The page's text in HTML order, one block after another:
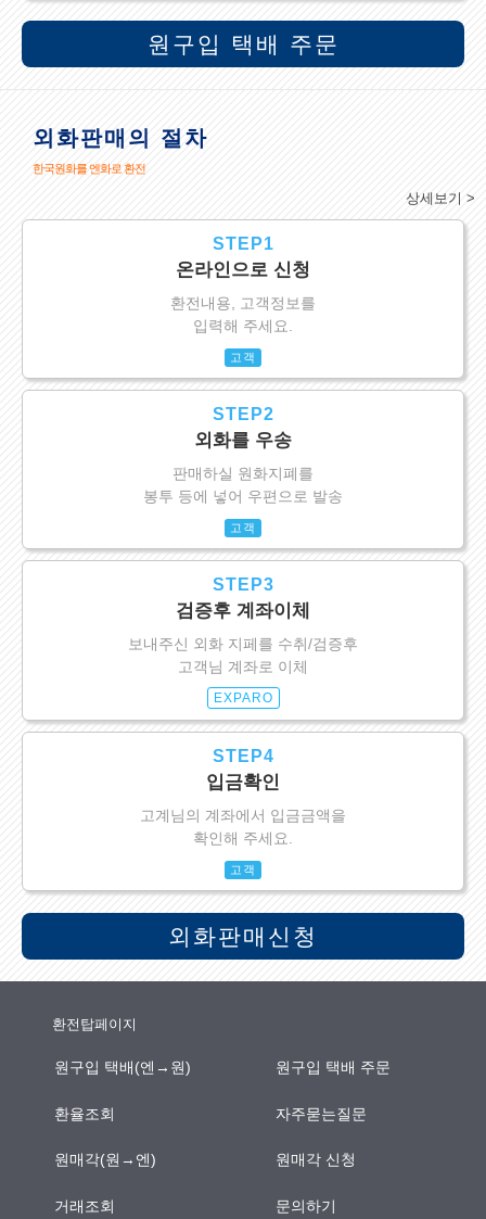
원구입 택배 주문
외화판매의 절차
한국원화를 엔화로 환전
상세보기 >
STEP1
온라인으로 신청
환전내용, 고객정보를
입력해 주세요.
고객
STEP2
외화를 우송
판매하실 원화지폐를
봉투 등에 넣어 우편으로 발송
고객
STEP3
검증후 계좌이체
보내주신 외화 지페를 수취/검증후
고객님 계좌로 이체
EXPARO
STEP4
입금확인
고계님의 계좌에서 입금금액을
확인해 주세요.
고객
외화판매신청
환전탑페이지
원구입 택배(엔→원) 원구입 택배 주문
환율조회 자주묻는질문
원매각(원→엔) 원매각 신청
거래조회 문의하기